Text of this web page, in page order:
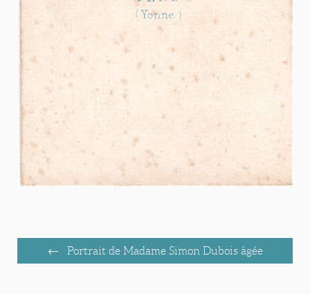
Portrait de Madame Simon Dubois âgée